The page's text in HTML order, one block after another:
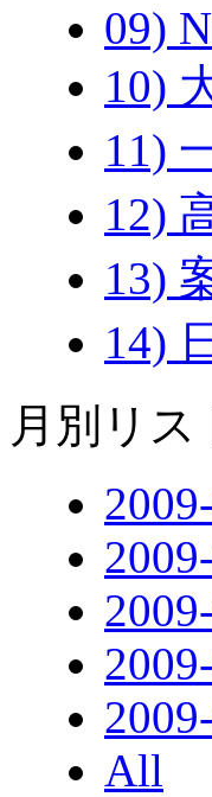
09)
10)
11)
12)
13)
14)
月別リス
All